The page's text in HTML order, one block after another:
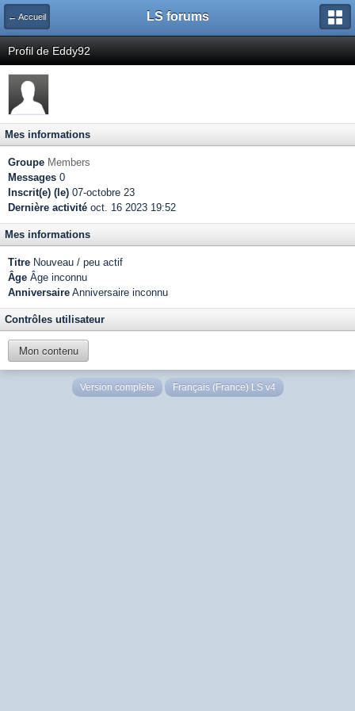
← Accueil LS forums
Profil de Eddy92
Mes informations
Groupe Members
Messages 0
Inscrit(e) (le) 07-octobre 23
Dernière activité oct. 16 2023 19:52
Mes informations
Titre Nouveau / peu actif
Âge Âge inconnu
Anniversaire Anniversaire inconnu
Contrôles utilisateur
Mon contenu
Version complète Français (France) LS v4